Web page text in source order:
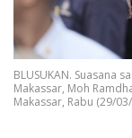
BLUSUKAN. Suasana
Makassar, Moh
Makassar, Rabu (29/